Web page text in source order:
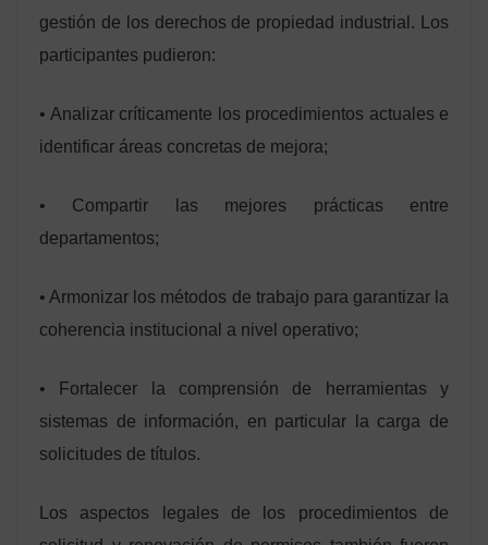
gestión de los derechos de propiedad industrial. Los
participantes pudieron:
• Analizar críticamente los procedimientos actuales e
identificar áreas concretas de mejora;
• Compartir las mejores prácticas entre
departamentos;
• Armonizar los métodos de trabajo para garantizar la
coherencia institucional a nivel operativo;
• Fortalecer la comprensión de herramientas y
sistemas de información, en particular la carga de
solicitudes de títulos.
Los aspectos legales de los procedimientos de